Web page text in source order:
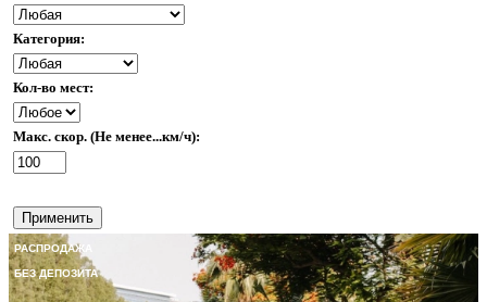
Категория:
Кол-во мест:
Макс. скор. (Не менее...км/ч):
Применить
РАСПРОДАЖА
БЕЗ ДЕПОЗИТА